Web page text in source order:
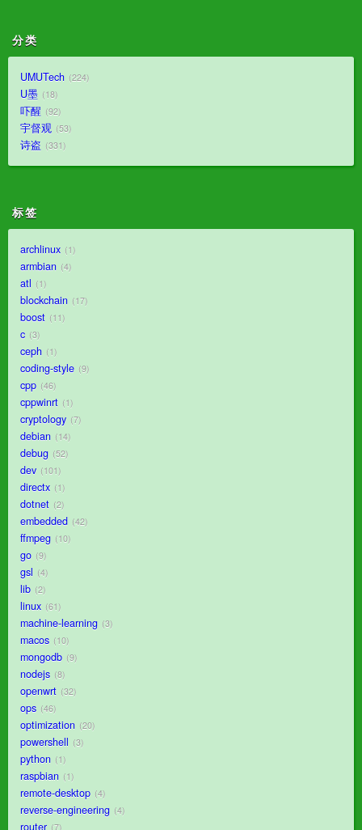
分类
UMUTech 224
U墨 18
吓醒 92
宇督观 53
诗盗 331
标签
archlinux 1
armbian 4
atl 1
blockchain 17
boost 11
c 3
ceph 1
coding-style 9
cpp 46
cppwinrt 1
cryptology 7
debian 14
debug 52
dev 101
directx 1
dotnet 2
embedded 42
ffmpeg 10
go 9
gsl 4
lib 2
linux 61
machine-learning 3
macos 10
mongodb 9
nodejs 8
openwrt 32
ops 46
optimization 20
powershell 3
python 1
raspbian 1
remote-desktop 4
reverse-engineering 4
router 7